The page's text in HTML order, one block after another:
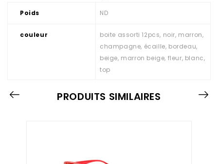
Poids ND
couleur
boite assorti 12pcs, noir, marron,
champagne, écaille, bordeau,
beige, marron beige, fleur, blanc,
top
PRODUITS SIMILAIRES